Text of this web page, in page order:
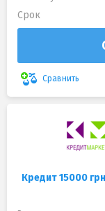
Срок
Сравнить
Кредит 15000